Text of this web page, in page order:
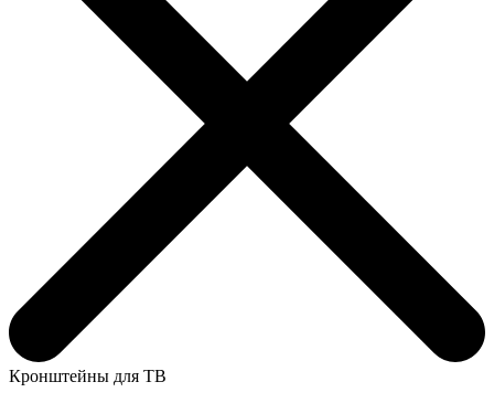
Кронштейны для ТВ